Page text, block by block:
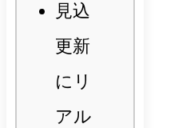
見込
更新
にリ
アル